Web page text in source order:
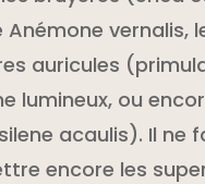
vernalis,
auricules
lumineux, ou
acaulis). Il ne
encore les